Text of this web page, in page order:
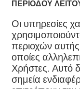
ΠΕΡΙΌΔΟΥ
Οι υπηρεσίες
περιοχών αυτής
οποίες
Χρήστες. Αυτό
σημεία